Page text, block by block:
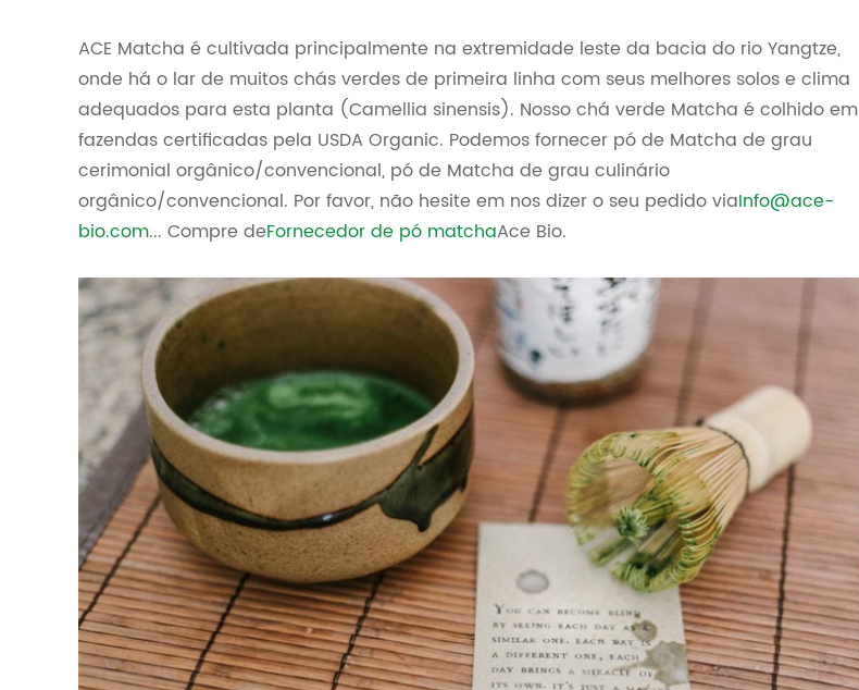
ACE Matcha é cultivada principalmente na extremidade leste da bacia do rio Yangtze,
onde há o lar de muitos chás verdes de primeira linha com seus melhores solos e clima
adequados para esta planta (Camellia sinensis). Nosso chá verde Matcha é colhido em
fazendas certificadas pela USDA Organic. Podemos fornecer pó de Matcha de grau
cerimonial orgânico/convencional, pó de Matcha de grau culinário
orgânico/convencional. Por favor, não hesite em nos dizer o seu pedido viaInfo@ace-
bio.com... Compre deFornecedor de pó matchaAce Bio.